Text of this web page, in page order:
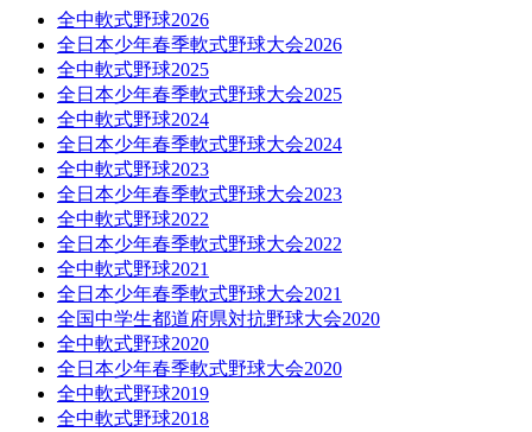
全中軟式野球2026
全日本少年春季軟式野球大会2026
全中軟式野球2025
全日本少年春季軟式野球大会2025
全中軟式野球2024
全日本少年春季軟式野球大会2024
全中軟式野球2023
全日本少年春季軟式野球大会2023
全中軟式野球2022
全日本少年春季軟式野球大会2022
全中軟式野球2021
全日本少年春季軟式野球大会2021
全国中学生都道府県対抗野球大会2020
全中軟式野球2020
全日本少年春季軟式野球大会2020
全中軟式野球2019
全中軟式野球2018